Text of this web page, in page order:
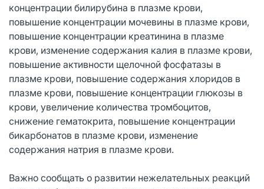
концентрации билирубина в плазме крови,
повышение концентрации мочевины в плазме крови,
повышение концентрации креатинина в плазме
крови, изменение содержания калия в плазме крови,
повышение активности щелочной фосфатазы в
плазме крови, повышение содержания хлоридов в
плазме крови, повышение концентрации глюкозы в
крови, увеличение количества тромбоцитов,
снижение гематокрита, повышение концентрации
бикарбонатов в плазме крови, изменение
содержания натрия в плазме крови.
Важно сообщать о развитии нежелательных реакций